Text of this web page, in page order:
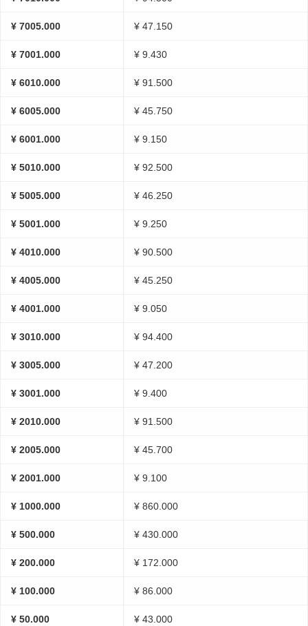
¥ 7005.000 ¥ 47.150
¥ 7001.000 ¥ 9.430
¥ 6010.000 ¥ 91.500
¥ 6005.000 ¥ 45.750
¥ 6001.000 ¥ 9.150
¥ 5010.000 ¥ 92.500
¥ 5005.000 ¥ 46.250
¥ 5001.000 ¥ 9.250
¥ 4010.000 ¥ 90.500
¥ 4005.000 ¥ 45.250
¥ 4001.000 ¥ 9.050
¥ 3010.000 ¥ 94.400
¥ 3005.000 ¥ 47.200
¥ 3001.000 ¥ 9.400
¥ 2010.000 ¥ 91.500
¥ 2005.000 ¥ 45.700
¥ 2001.000 ¥ 9.100
¥ 1000.000 ¥ 860.000
¥ 500.000 ¥ 430.000
¥ 200.000 ¥ 172.000
¥ 100.000 ¥ 86.000
¥ 50.000 ¥ 43.000